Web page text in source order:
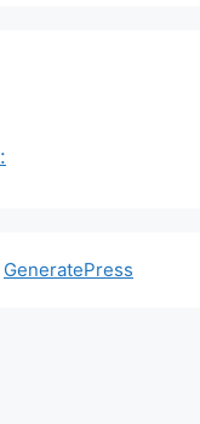
GeneratePress